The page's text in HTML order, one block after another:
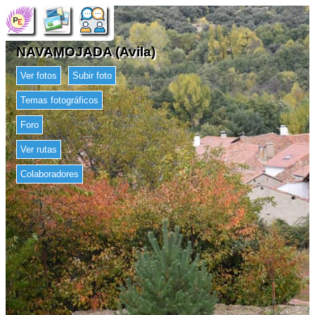
NAVAMOJADA (Avila)
Ver fotos Subir foto
Temas fotográficos
Foro
Ver rutas
Colaboradores